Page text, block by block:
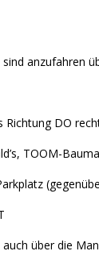
anzufahren
Richtung DO
TOOM-
über die